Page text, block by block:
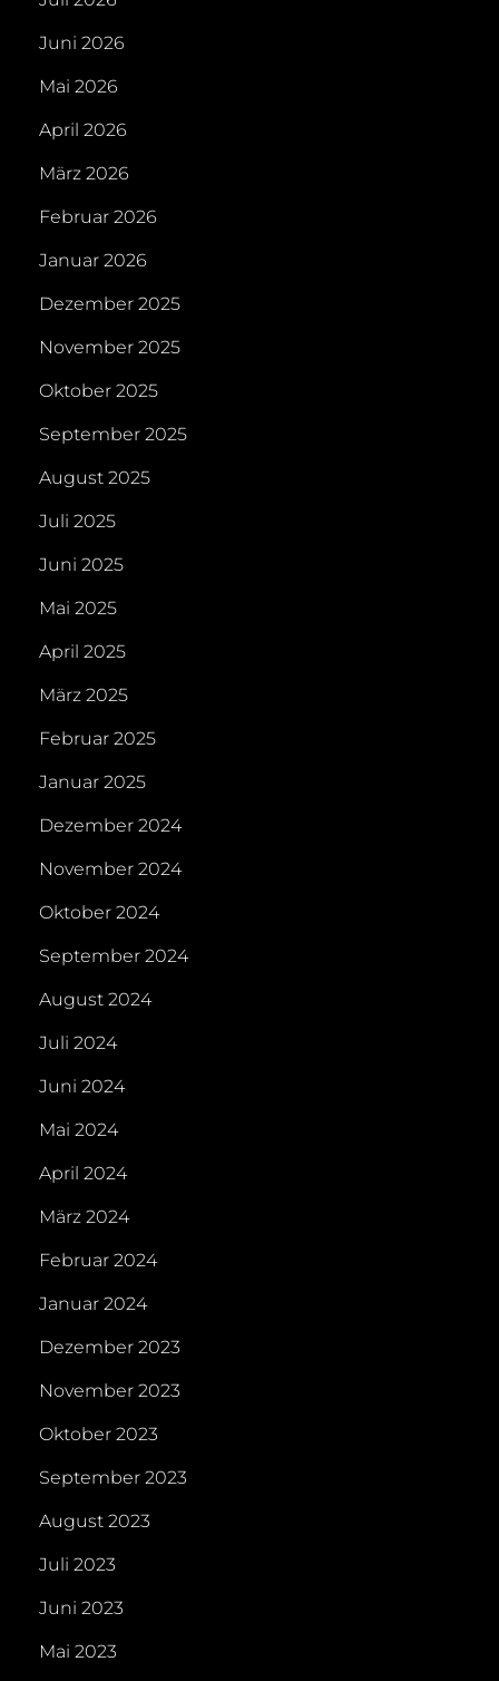
Juni 2026
Mai 2026
April 2026
März 2026
Februar 2026
Januar 2026
Dezember 2025
November 2025
Oktober 2025
September 2025
August 2025
Juli 2025
Juni 2025
Mai 2025
April 2025
März 2025
Februar 2025
Januar 2025
Dezember 2024
November 2024
Oktober 2024
September 2024
August 2024
Juli 2024
Juni 2024
Mai 2024
April 2024
März 2024
Februar 2024
Januar 2024
Dezember 2023
November 2023
Oktober 2023
September 2023
August 2023
Juli 2023
Juni 2023
Mai 2023